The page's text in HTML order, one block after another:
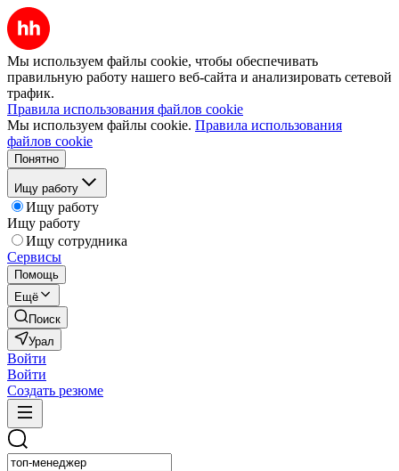
Мы используем файлы cookie, чтобы обеспечивать
правильную работу нашего веб-сайта и анализировать сетевой
трафик.
Правила использования файлов cookie
Мы используем файлы cookie. Правила использования
файлов cookie
Понятно
Ищу работу
Ищу работу
Ищу работу
Ищу сотрудника
Сервисы
Помощь
Ещё
Поиск
Урал
Войти
Войти
Создать резюме